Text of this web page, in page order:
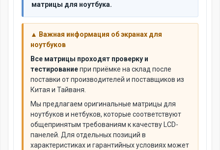
матрицы для ноутбука.
▲ Важная информация об экранах для
ноутбуков
Все матрицы проходят проверку и
тестированиепри приёмке на склад после
поставки от производителей и поставщиков из
Китая и Тайваня.
Мы предлагаем оригинальные матрицы для
ноутбуков и нетбуков, которые соответствуют
общепринятым требованиям к качеству LCD-
панелей. Для отдельных позиций в
характеристиках и гарантийных условиях может